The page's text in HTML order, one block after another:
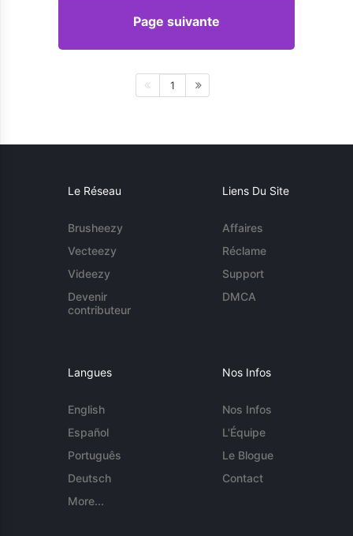
Page suivante
1
Le Réseau
Brusheezy
Vecteezy
Videezy
Devenir
contributeur
Liens Du Site
Affaires
Réclame
Support
DMCA
Langues
English
Español
Português
Deutsch
More...
Nos Infos
Nos Infos
L'Équipe
Le Blogue
Contact